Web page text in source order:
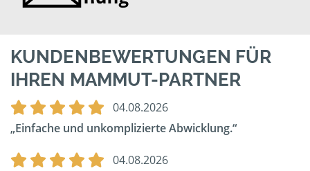
KUNDENBEWERTUNGEN FÜR
IHREN MAMMUT-PARTNER
04.08.2026
Einfache und unkomplizierte Abwicklung.
04.08.2026